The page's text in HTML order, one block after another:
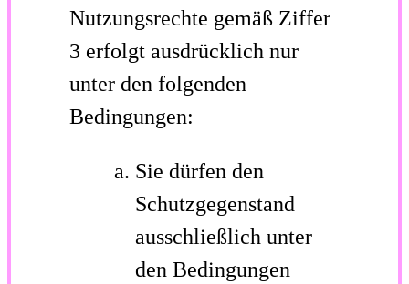
Nutzungsrechte gemäß Ziffer
3 erfolgt ausdrücklich nur
unter den folgenden
Bedingungen:
Sie dürfen den
Schutzgegenstand
ausschließlich unter
den Bedingungen